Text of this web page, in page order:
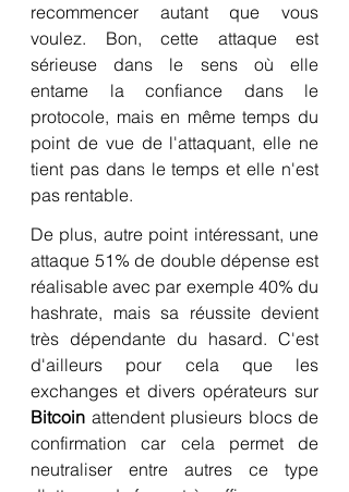
recommencer autant que vous
voulez. Bon, cette attaque est
sérieuse dans le sens où elle
entame la confiance dans le
protocole, mais en même temps du
point de vue de l'attaquant, elle ne
tient pas dans le temps et elle n'est
pas rentable.
De plus, autre point intéressant, une
attaque 51% de double dépense est
réalisable avec par exemple 40% du
hashrate, mais sa réussite devient
très dépendante du hasard. C'est
d'ailleurs pour cela que les
Bitcoin attendent plusieurs blocs de
confirmation car cela permet de
neutraliser entre autres ce type